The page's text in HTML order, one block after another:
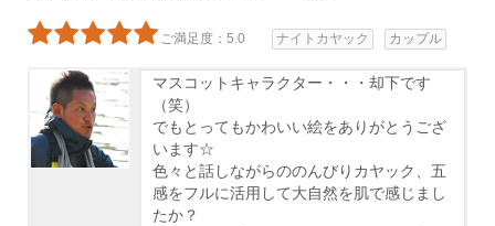
ご満足度：5.0 ナイトカヤック カップル
マスコットキャラクター・・・却下です
（笑）
でもとってもかわいい絵をありがとうござ
います☆
色々と話しながらののんびりカヤック、五
感をフルに活用して大自然を肌で感じまし
たか？